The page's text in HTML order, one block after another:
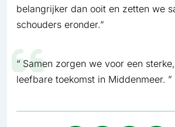
belangrijker dan ooit en zetten we
schouders eronder.”
Samen zorgen we voor een
leefbare toekomst in Middenmeer.